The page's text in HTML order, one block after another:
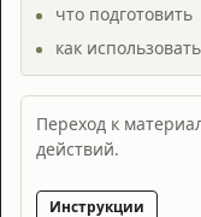
что подготовить
как
Переход к
действий.
Инструкции